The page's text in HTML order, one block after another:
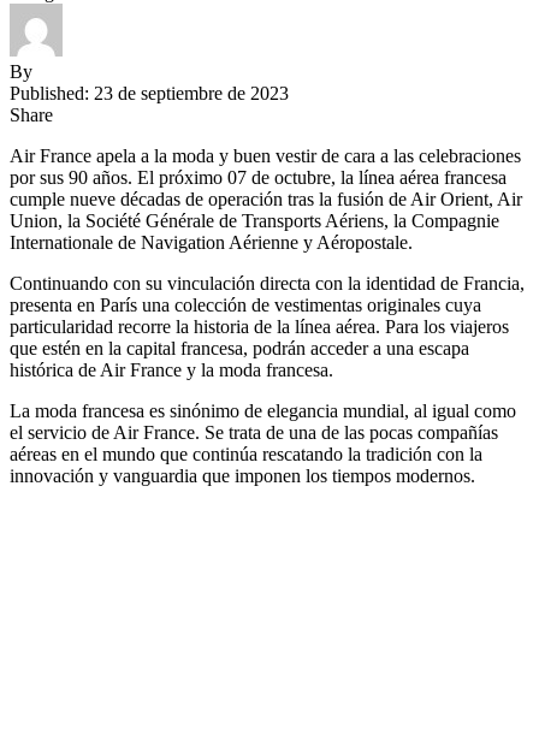
By
Published: 23 de septiembre de 2023
Share
Air France apela a la moda y buen vestir de cara a las celebraciones
por sus 90 años. El próximo 07 de octubre, la línea aérea francesa
cumple nueve décadas de operación tras la fusión de Air Orient, Air
Union, la Société Générale de Transports Aériens, la Compagnie
Internationale de Navigation Aérienne y Aéropostale.
Continuando con su vinculación directa con la identidad de Francia,
presenta en París una colección de vestimentas originales cuya
particularidad recorre la historia de la línea aérea. Para los viajeros
que estén en la capital francesa, podrán acceder a una escapa
histórica de Air France y la moda francesa.
La moda francesa es sinónimo de elegancia mundial, al igual como
el servicio de Air France. Se trata de una de las pocas compañías
aéreas en el mundo que continúa rescatando la tradición con la
innovación y vanguardia que imponen los tiempos modernos.